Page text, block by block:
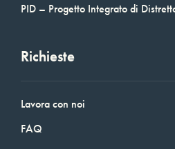
PID – Progetto Integrato di
Richieste
Lavora con noi
FAQ